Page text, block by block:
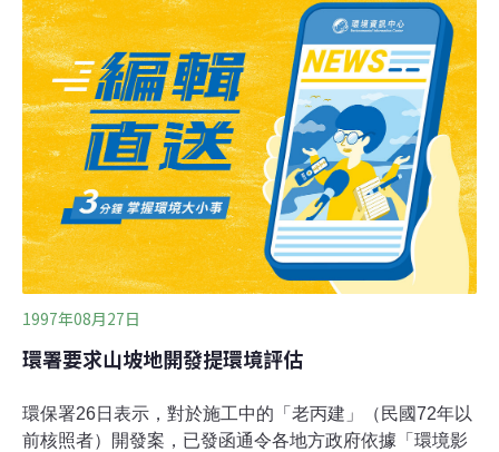
突使得9日的聽證會暴力危機四伏，聽證會上午在七股鄉
昭明國中禮堂舉行，警方從清晨即派警力陸續駐守現場。
開發單位9時30分開始作開發報告，歷時僅約20分鐘。到
了贊成、反對雙方提意見時，反對的一方強調會勘作業程
序不完整，揚言會勘無效，開發案環境影響評估作業亦無
效，場面陷入混亂。
1997年08月27日
環署要求山坡地開發提環境評估
環保署26日表示，對於施工中的「老丙建」（民國72年以
前核照者）開發案，已發函通令各地方政府依據「環境影